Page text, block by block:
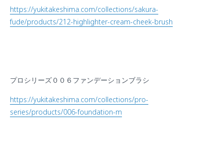
https://yukitakeshima.com/collections/sakura-
fude/products/212-highlighter-cream-cheek-brush
プロシリーズ００６ファンデーションブラシ
https://yukitakeshima.com/collections/pro-
series/products/006-foundation-m